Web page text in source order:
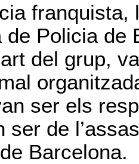
de Policia de
del grup,
ser els
ser de
Barcelona.